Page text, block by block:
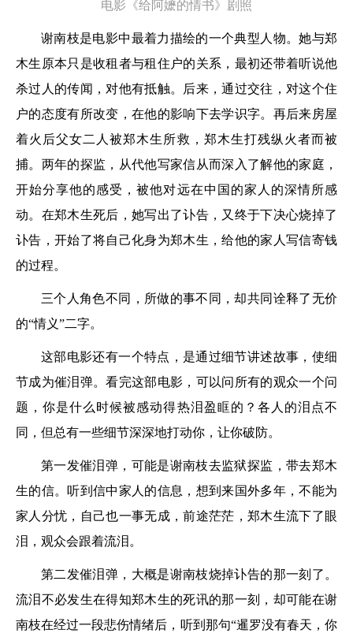
电影《给阿嬷的情书》剧照
谢南枝是电影中最着力描绘的一个典型人物。她与郑
木生原本只是收租者与租住户的关系，最初还带着听说他
杀过人的传闻，对他有抵触。后来，通过交往，对这个住
户的态度有所改变，在他的影响下去学识字。再后来房屋
着火后父女二人被郑木生所救，郑木生打残纵火者而被
捕。两年的探监，从代他写家信从而深入了解他的家庭，
开始分享他的感受，被他对远在中国的家人的深情所感
动。在郑木生死后，她写出了讣告，又终于下决心烧掉了
讣告，开始了将自己化身为郑木生，给他的家人写信寄钱
的过程。
三个人角色不同，所做的事不同，却共同诠释了无价
的“情义”二字。
这部电影还有一个特点，是通过细节讲述故事，使细
节成为催泪弹。看完这部电影，可以问所有的观众一个问
题，你是什么时候被感动得热泪盈眶的？各人的泪点不
同，但总有一些细节深深地打动你，让你破防。
第一发催泪弹，可能是谢南枝去监狱探监，带去郑木
生的信。听到信中家人的信息，想到来国外多年，不能为
家人分忧，自己也一事无成，前途茫茫，郑木生流下了眼
泪，观众会跟着流泪。
第二发催泪弹，大概是谢南枝烧掉讣告的那一刻了。
流泪不必发生在得知郑木生的死讯的那一刻，却可能在谢
南枝在经过一段悲伤情绪后，听到那句“暹罗没有春天，你